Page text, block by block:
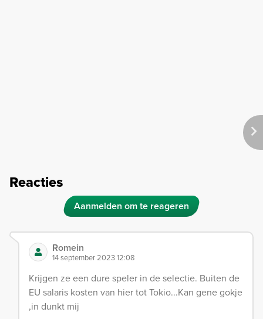
Reacties
Aanmelden om te reageren
Romein
14 september 2023 12:08
Krijgen ze een dure speler in de selectie. Buiten de
EU salaris kosten van hier tot Tokio...Kan gene gokje
,in dunkt mij